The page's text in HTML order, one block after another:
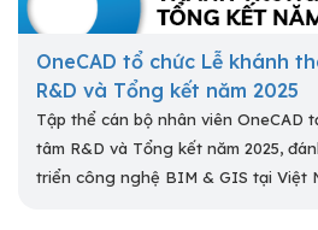
OneCAD tổ chức Lễ khánh
R&D và Tổng kết năm 2025
Tập thể cán bộ nhân viên OneCAD
tâm R&D và Tổng kết năm 2025,
triển công nghệ BIM & GIS tại Việt